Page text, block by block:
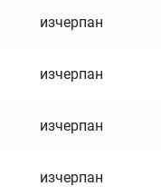
изчерпан
изчерпан
изчерпан
изчерпан